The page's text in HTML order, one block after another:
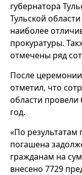
губернатора
Тульской
наиболее
прокуратуры.
отмечены ряд
После
отметил, что
области
год.
«По результатам
погашена
гражданам на
внесено 7729